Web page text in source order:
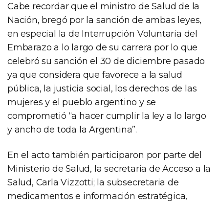
Cabe recordar que el ministro de Salud de la
Nación, bregó por la sanción de ambas leyes,
en especial la de Interrupción Voluntaria del
Embarazo a lo largo de su carrera por lo que
celebró su sanción el 30 de diciembre pasado
ya que considera que favorece a la salud
pública, la justicia social, los derechos de las
mujeres y el pueblo argentino y se
comprometió “a hacer cumplir la ley a lo largo
y ancho de toda la Argentina”.
En el acto también participaron por parte del
Ministerio de Salud, la secretaria de Acceso a la
Salud, Carla Vizzotti; la subsecretaria de
medicamentos e información estratégica,